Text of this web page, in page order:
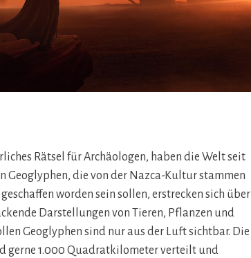
Rätsel für Archäologen, haben die Welt seit
Geoglyphen, die von der Nazca-Kultur stammen
worden sein sollen, erstrecken sich über
Darstellungen von Tieren, Pflanzen und
Geoglyphen sind nur aus der Luft sichtbar. Die
gerne 1.000 Quadratkilometer verteilt und